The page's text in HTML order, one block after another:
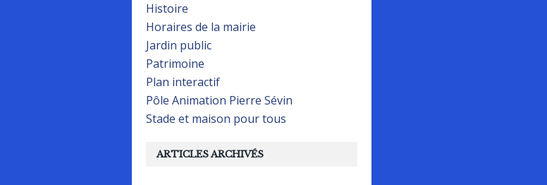
Histoire
Horaires de la mairie
Jardin public
Patrimoine
Plan interactif
Pôle Animation Pierre Sévin
Stade et maison pour tous
ARTICLES ARCHIVÉS